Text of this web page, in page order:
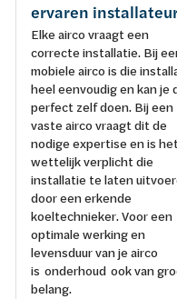
ervaren
Elke airco vraagt een
correcte installatie. Bij
mobiele airco is die
heel eenvoudig en kan je
perfect zelf doen. Bij een
vaste airco vraagt dit de
nodige expertise en is
wettelijk verplicht die
installatie te laten
door een erkende
koeltechnieker. Voor een
optimale werking en
levensduur van je airco
is onderhoud ook van
belang.